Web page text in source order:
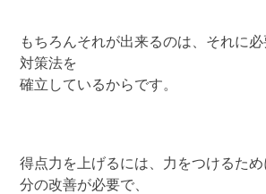
もちろんそれが出来るのは、それに
対策法を
確立しているからです。
得点力を上げるには、力をつけるた
分の改善が必要で、